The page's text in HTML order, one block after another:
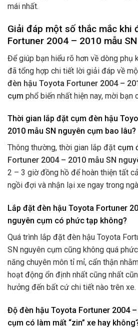
mái nhất.
Giải đáp một số thắc mắc khi
Fortuner 2004 – 2010 mẫu
Để giúp bạn hiểu rõ hơn về dòng phụ
đã tổng hợp chi tiết lời giải đáp về
đèn hậu Toyota Fortuner 2004 –
cụm phổ biến nhất hiện nay, mời bạn
Thời gian lắp đặt cụm đèn hậu
2010 mẫu SN nguyên cụm bao lâu?
Thông thường, thời gian lắp đặt cụm
Fortuner 2004 – 2010 mẫu SN
2 – 3 giờ đồng hồ để hoàn thiện tất
ngồi đợi và nhận lại xe ngay trong
Lắp đặt đèn hậu Toyota Fortuner
nguyên cụm có phức tạp không?
Quá trình lắp đặt đèn hậu Toyota
SN nguyên cụm cũng không quá
năng chuyên môn tỉ mỉ, cẩn thận
hoạt động ổn định nhất cũng nhất
hưởng đến bất cứ chi tiết nào trên xe.
Độ đèn hậu Toyota Fortuner 2004
cụm có làm mất “zin” xe hay